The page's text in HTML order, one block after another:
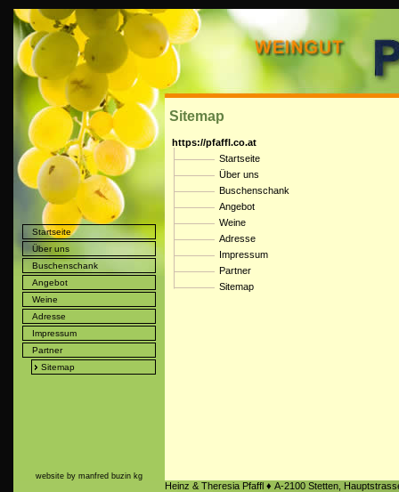
Startseite
Über uns
Buschenschank
Angebot
Weine
Adresse
Impressum
Partner
Sitemap
Sitemap
https://pfaffl.co.at
Startseite
Über uns
Buschenschank
Angebot
Weine
Adresse
Impressum
Partner
Sitemap
website by manfred buzin kg
Heinz & Theresia Pfaffl ♦ A-2100 Stetten,